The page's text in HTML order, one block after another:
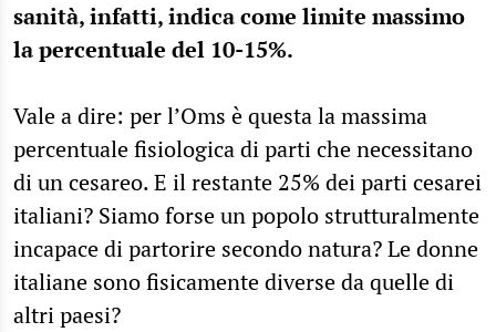
sanità, infatti, indica come limite massimo
la percentuale del 10-15%.
Vale a dire: per l’Oms è questa la massima
percentuale fisiologica di parti che necessitano
di un cesareo. E il restante 25% dei parti cesarei
italiani? Siamo forse un popolo strutturalmente
incapace di partorire secondo natura? Le donne
italiane sono fisicamente diverse da quelle di
altri paesi?